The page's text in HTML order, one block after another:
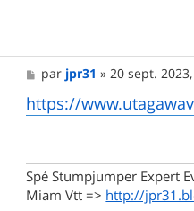
M
e
s
s
par jpr31 » 20 sept.
https://
Spé Stumpjumper Expert
Miam Vtt => http://